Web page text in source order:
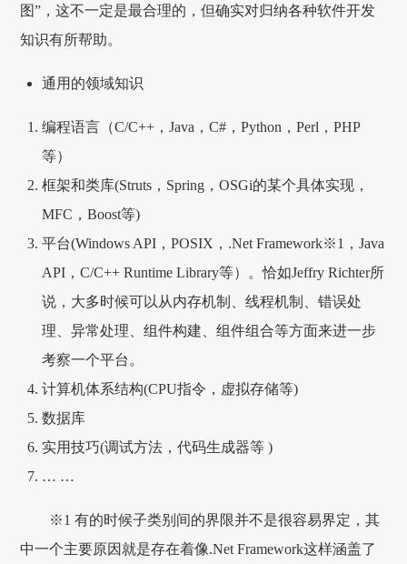
图”，这不一定是最合理的，但确实对归纳各种软件开发
知识有所帮助。
通用的领域知识
编程语言（C/C++，Java，C#，Python，Perl，PHP
等）
框架和类库(Struts，Spring，OSGi的某个具体实现，
MFC，Boost等)
平台(Windows API，POSIX，.Net Framework※1，Java
API，C/C++ Runtime Library等）。恰如Jeffry Richter所
说，大多时候可以从内存机制、线程机制、错误处
理、异常处理、组件构建、组件组合等方面来进一步
考察一个平台。
计算机体系结构(CPU指令，虚拟存储等)
数据库
实用技巧(调试方法，代码生成器等 )
… …
※1 有的时候子类别间的界限并不是很容易界定，其
中一个主要原因就是存在着像.Net Framework这样涵盖了